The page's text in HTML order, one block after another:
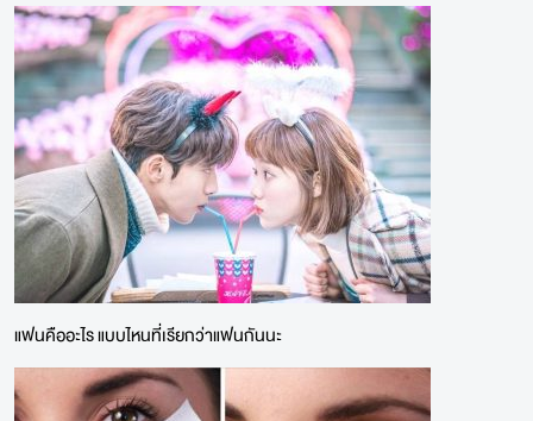
แฟนคืออะไร แบบไหนที่เรียกว่าแฟนกันนะ